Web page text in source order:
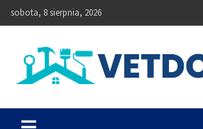
Skip
to
sobota, 8 sierpnia, 2026
Vetdom